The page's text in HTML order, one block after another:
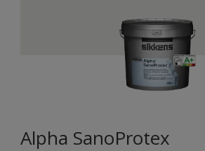
Alpha SanoProtex